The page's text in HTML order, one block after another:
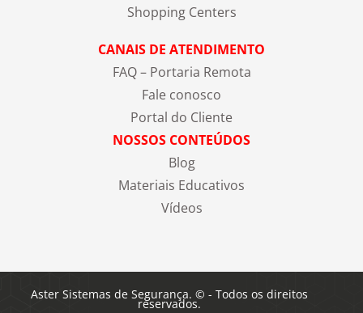
Shopping Centers
CANAIS DE ATENDIMENTO
FAQ – Portaria Remota
Fale conosco
Portal do Cliente
NOSSOS CONTEÚDOS
Blog
Materiais Educativos
Vídeos
Aster Sistemas de Segurança. © - Todos os direitos
reservados.